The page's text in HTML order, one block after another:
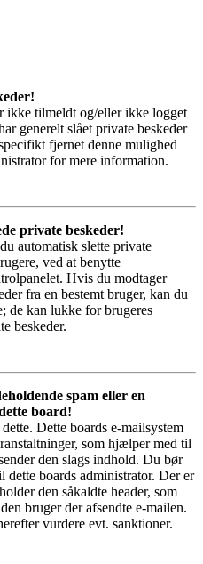
ikke tilmeldt og/eller ikke logget
generelt slået private beskeder
fjernet denne mulighed
for mere information.
private beskeder!
automatisk slette private
ved at benytte
Hvis du modtager
fra en bestemt bruger, kan du
de kan lukke for brugeres
beskeder.
spam eller en
board!
Dette boards e-mailsystem
som hjælper med til
den slags indhold. Du bør
dette boards administrator. Der er
den såkaldte header, som
bruger der afsendte e-mailen.
vurdere evt. sanktioner.